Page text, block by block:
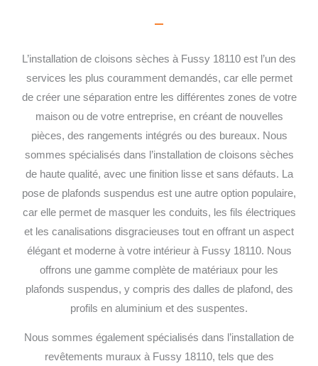
L’installation de cloisons sèches à Fussy 18110 est l’un des
services les plus couramment demandés, car elle permet
de créer une séparation entre les différentes zones de votre
maison ou de votre entreprise, en créant de nouvelles
pièces, des rangements intégrés ou des bureaux. Nous
sommes spécialisés dans l’installation de cloisons sèches
de haute qualité, avec une finition lisse et sans défauts.
La
pose de plafonds suspendus est une autre option populaire,
car elle permet de masquer les conduits, les fils électriques
et les canalisations disgracieuses tout en offrant un aspect
élégant et moderne à votre intérieur à Fussy 18110. Nous
offrons une gamme complète de matériaux pour les
plafonds suspendus, y compris des dalles de plafond, des
profils en aluminium et des suspentes.
Nous sommes également spécialisés dans l’installation de
revêtements muraux à Fussy 18110, tels que des